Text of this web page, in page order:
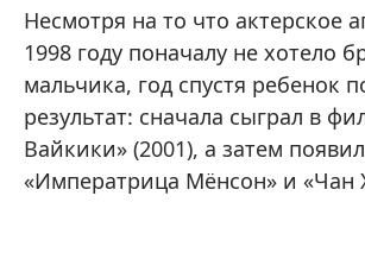
Несмотря на то что актерское
1998 году поначалу не хотело
мальчика, год спустя ребенок
результат: сначала сыграл в
Вайкики» (2001), а затем
«Императрица Мёнсон» и «Чан